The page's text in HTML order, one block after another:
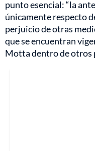
punto esencial: “la
únicamente respecto
perjuicio de otras
que se encuentran
Motta dentro de otros